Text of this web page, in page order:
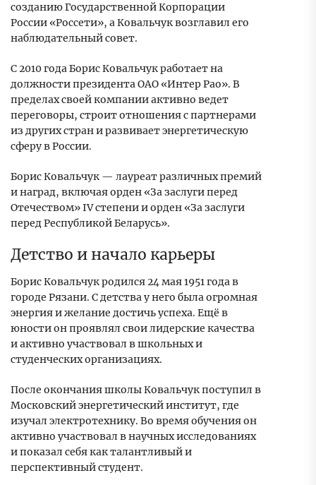
созданию Государственной Корпорации
России «Россети», а Ковальчук возглавил его
наблюдательный совет.
С 2010 года Борис Ковальчук работает на
должности президента ОАО «Интер Рао». В
пределах своей компании активно ведет
переговоры, строит отношения с партнерами
из других стран и развивает энергетическую
сферу в России.
Борис Ковальчук — лауреат различных премий
и наград, включая орден «За заслуги перед
Отечеством» IV степени и орден «За заслуги
перед Республикой Беларусь».
Детство и начало карьеры
Борис Ковальчук родился 24 мая 1951 года в
городе Рязани. С детства у него была огромная
энергия и желание достичь успеха. Ещё в
юности он проявлял свои лидерские качества
и активно участвовал в школьных и
студенческих организациях.
После окончания школы Ковальчук поступил в
Московский энергетический институт, где
изучал электротехнику. Во время обучения он
активно участвовал в научных исследованиях
и показал себя как талантливый и
перспективный студент.